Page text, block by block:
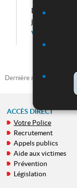
Le Volleyball-
joignable par
Dernière mise à jour 23/
MENU
DE
NAVIGATION
ACCÈS DIRECT
Votre Police
Recrutement
Appels publics
Aide aux victimes
Prévention
Législation